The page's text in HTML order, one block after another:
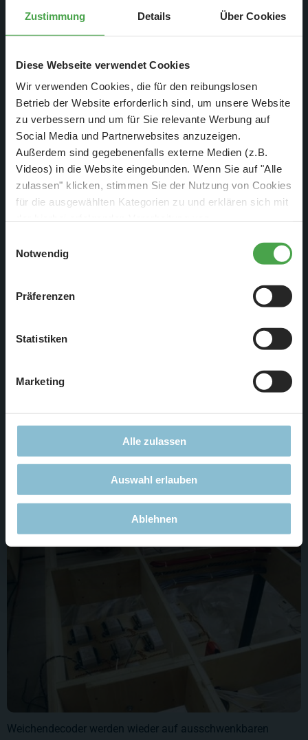
Zustimmung Details Über Cookies
Diese Webseite verwendet Cookies
Wir verwenden Cookies, die für den reibungslosen
Betrieb der Website erforderlich sind, um unsere Website
zu verbessern und um für Sie relevante Werbung auf
Social Media und Partnerwebsites anzuzeigen.
Außerdem sind gegebenenfalls externe Medien (z.B.
Videos) in die Website eingebunden. Wenn Sie auf "Alle
zulassen" klicken, stimmen Sie der Nutzung von Cookies
für die ausgewählten Kategorien zu und erklären sich mit
diese Einstellungen jederzeit über die Schaltfläche
zustimmen, beschränken wir uns auf die technisch
notwendigen Cookies. Weitere Informationen finden Sie in
Notwendig
Präferenzen
Statistiken
Marketing
Alle zulassen
Auswahl erlauben
Ablehnen
Damit die relativ großen Teile beim endgültigen positionieren
nicht kaputt gehen, haben wir anstatt des eher brüchigen
Gips für die Wände Pappmasche verwendet...
Auf dem Foto kommt kaum rüber, wie gewaltig dieses
Abstellgleise wirklich sind...
Weichendecoder werden wieder auf ausschwenkbaren